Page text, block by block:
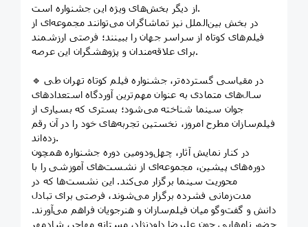
از دیگر بخش‌های ویژه این جشنواره است.
در بخش بین‌الملل نیز تماشاگران می‌توانند مجموعه‌ای از
فیلم‌های کوتاه از سراسر جهان را ببینند؛ فرصتی ارزشمند
برای علاقه‌مندان و پژوهشگران این عرصه.
🔹 در مقیاسی گسترده‌تر، جشنواره فیلم کوتاه تهران طی
سال‌های متمادی به عنوان مهم‌ترین آوردگاه استعدادهای
جوان سینما شناخته می‌شود؛ بستری که بسیاری از
فیلم‌سازان مطرح امروز، نخستین تجربه‌های خود را در آن رقم
زده‌اند.
در کنار نمایش آثار، چهل‌ودومین دوره جشنواره همچون
دوره‌های پیشین، مجموعه‌ای از نشست‌های آموزشی را با
محوریت سینما برگزار می‌کند. این نشست‌ها که در
مدت‌زمانی فشرده برگزار می‌شوند، فرصتی برای تبادل
دانش و گفت‌وگو میان فیلم‌سازان و هنرجویان فراهم می‌آورند.
حضور نام‌هایی چون علیرضا داودنژاد، مستانه مهاجر، شادمهر